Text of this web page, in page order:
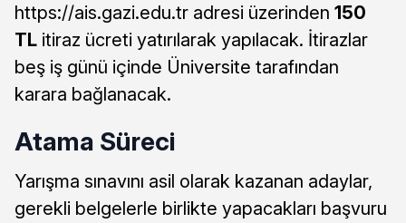
https://ais.gazi.edu.tr adresi üzerinden 150
TL itiraz ücreti yatırılarak yapılacak. İtirazlar
beş iş günü içinde Üniversite tarafından
karara bağlanacak.
Atama Süreci
Yarışma sınavını asil olarak kazanan adaylar,
gerekli belgelerle birlikte yapacakları başvuru